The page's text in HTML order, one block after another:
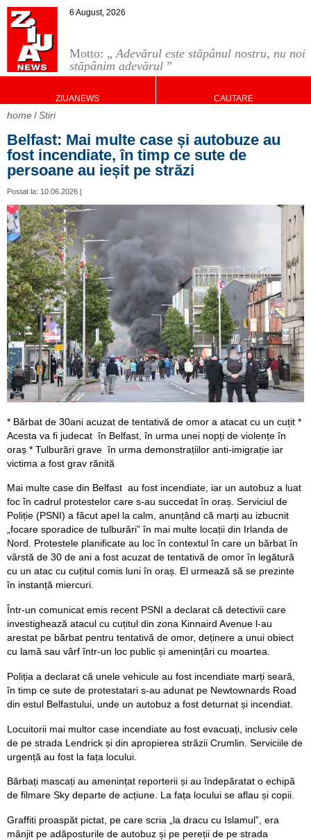
Motto: „Adevărul este stăpânul nostru, nu noi
stăpânim adevărul ”
6 August, 2026
ZIUANEWS CAUTARE
home Stiri
Belfast: Mai multe case și autobuze au
fost incendiate, în timp ce sute de
persoane au ieșit pe străzi
Postat la: 10.06.2026 |
* Bărbat de 30ani acuzat de tentativă de omor a atacat cu un cuțit *
Acesta va fi judecat în Belfast, în urma unei nopți de violențe în
oraș * Tulburări grave în urma demonstrațiilor anti-imigrație iar
victima a fost grav rănită
Mai multe case din Belfast au fost incendiate, iar un autobuz a luat
foc în cadrul protestelor care s-au succedat în oraș. Serviciul de
Poliție (PSNI) a făcut apel la calm, anunțând că marți au izbucnit
„focare sporadice de tulburări” în mai multe locații din Irlanda de
Nord. Protestele planificate au loc în contextul în care un bărbat în
vârstă de 30 de ani a fost acuzat de tentativă de omor în legătură
cu un atac cu cuțitul comis luni în oraș. El urmează să se prezinte
în instanță miercuri.
Într-un comunicat emis recent PSNI a declarat că detectivii care
investighează atacul cu cuțitul din zona Kinnaird Avenue l-au
arestat pe bărbat pentru tentativă de omor, deținere a unui obiect
cu lamă sau vârf într-un loc public și amenințări cu moartea.
Poliția a declarat că unele vehicule au fost incendiate marți seară,
în timp ce sute de protestatari s-au adunat pe Newtownards Road
din estul Belfastului, unde un autobuz a fost deturnat și incendiat.
Locuitorii mai multor case incendiate au fost evacuați, inclusiv cele
de pe strada Lendrick și din apropierea străzii Crumlin. Serviciile de
urgență au fost la fața locului.
Bărbați mascați au amenințat reporterii și au îndepăratat o echipă
de filmare Sky departe de acțiune. La fața locului se aflau și copii.
Graffiti proaspăt pictat, pe care scria „la dracu cu Islamul”, era
mânjit pe adăposturile de autobuz și pe pereții de pe strada